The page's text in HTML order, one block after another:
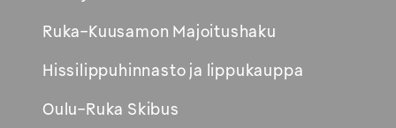
Ruka-Kuusamon Majoitushaku
ikkunaan
Hissilippuhinnasto ja lippukauppa
Oulu-Ruka Skibus